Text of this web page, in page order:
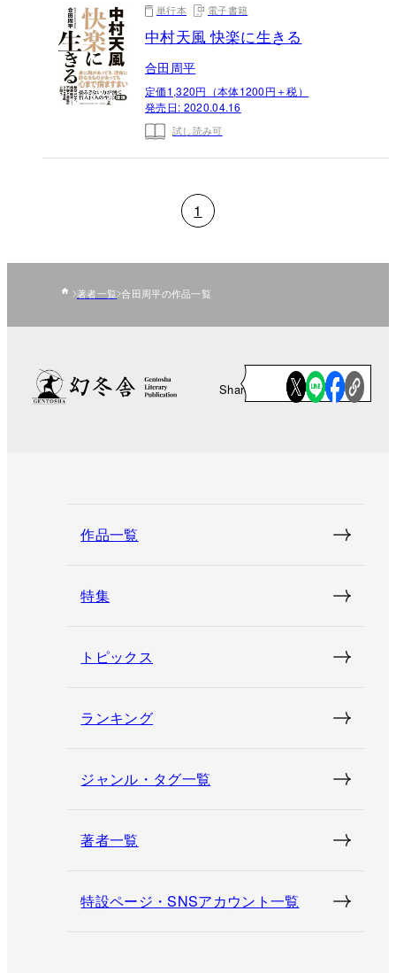
単行本 電子書籍
中村天風 快楽に生きる
合田周平
定価1,320円（本体1200円＋税）
発売日: 2020.04.16
試し読み可
1
著者一覧 合田周平の作品一覧
Share
作品一覧
特集
トピックス
ランキング
ジャンル・タグ一覧
著者一覧
特設ページ・SNSアカウント一覧